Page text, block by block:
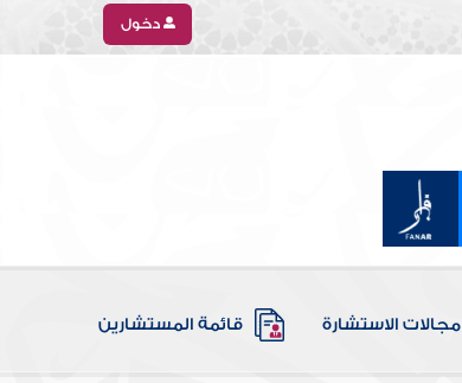
دخول
مجالات الاستشارة قائمة المستشارين